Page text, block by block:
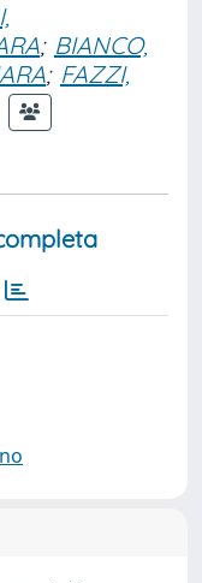
; BIANCO,
; FAZZI,